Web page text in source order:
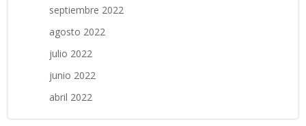
septiembre 2022
agosto 2022
julio 2022
junio 2022
abril 2022